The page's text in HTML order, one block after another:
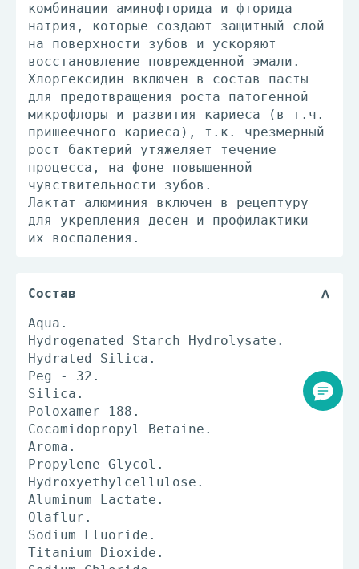
комбинации аминофторида и фторида
натрия, которые создают защитный слой
на поверхности зубов и ускоряют
восстановление поврежденной эмали.
Хлоргексидин включен в состав пасты
для предотвращения роста патогенной
микрофлоры и развития кариеса (в т.ч.
пришеечного кариеса), т.к. чрезмерный
рост бактерий утяжеляет течение
процесса, на фоне повышенной
чувствительности зубов.
Лактат алюминия включен в рецептуру
для укрепления десен и профилактики
их воспаления.
Состав
Aqua.
Hydrogenated Starch Hydrolysate.
Hydrated Silica.
Peg - 32.
Silica.
Poloxamer 188.
Cocamidopropyl Betaine.
Aroma.
Propylene Glycol.
Hydroxyethylcellulose.
Aluminum Lactate.
Olaflur.
Sodium Fluoride.
Titanium Dioxide.